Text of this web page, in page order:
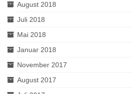
August 2018
Juli 2018
Mai 2018
Januar 2018
November 2017
August 2017